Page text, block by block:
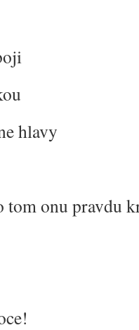
hlavy
tom onu pravdu